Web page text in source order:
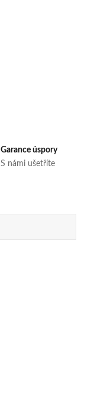
Garance úspory
S námi ušetříte